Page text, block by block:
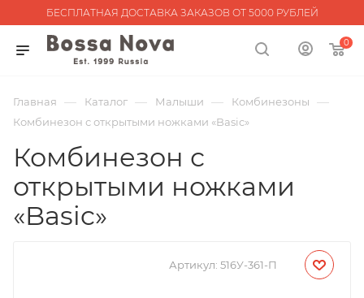
БЕСПЛАТНАЯ ДОСТАВКА ЗАКАЗОВ ОТ 5000 РУБЛЕЙ
0
Главная — Каталог — Малыши — Комбинезоны —
Комбинезон с открытыми ножками «Basic»
Комбинезон с
открытыми ножками
«Basic»
Артикул: 516У-361-П